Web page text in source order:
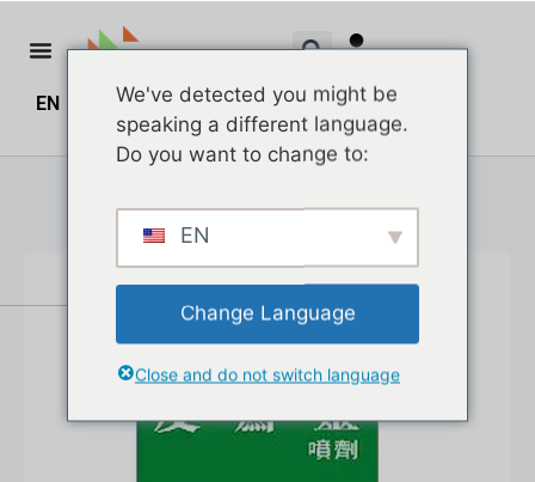
EN ZH_HK $0.00 0
We've detected you might be
speaking a different language.
Do you want to change to:
EN
Change Language
Close and do not switch language